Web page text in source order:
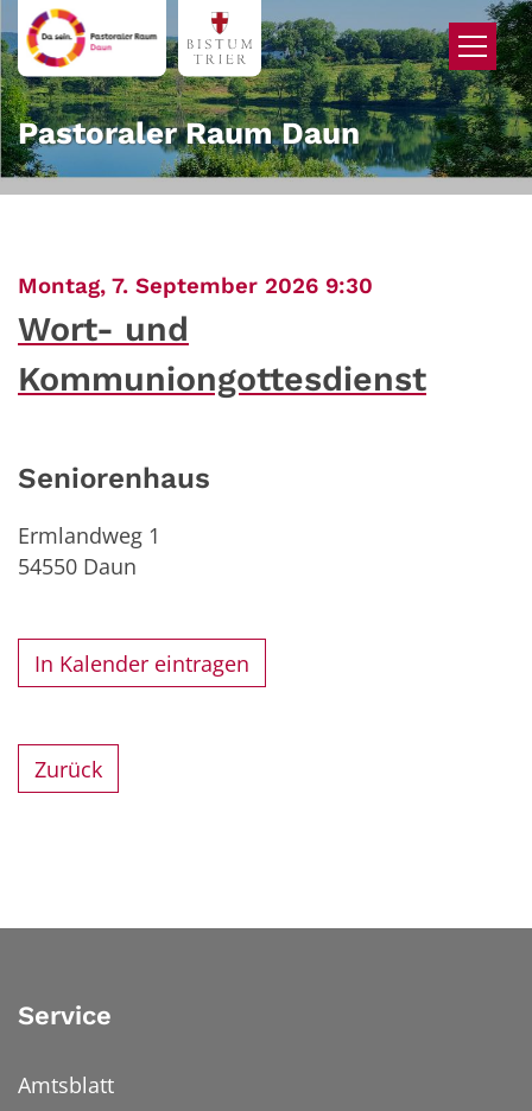
Zum Inhalt springen
Pastoraler Raum Daun
Montag, 7. September 2026 9:30
Wort- und
Kommuniongottesdienst
Seniorenhaus
Ermlandweg 1
54550 Daun
In Kalender eintragen
Zurück
Service
Amtsblatt